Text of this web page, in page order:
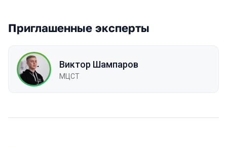
Приглашенные эксперты
Виктор Шампаров
МЦСТ